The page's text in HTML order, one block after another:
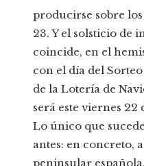
producirse sobre los
23. Y el solsticio de
coincide, en el
con el día del
de la Lotería de
será este viernes 22
Lo único que
antes: en concreto,
peninsular